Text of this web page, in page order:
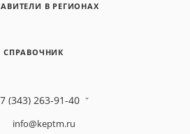
В РЕГИОНАХ
СПРАВОЧНИК
(343) 263-91-40
info@keptm.ru